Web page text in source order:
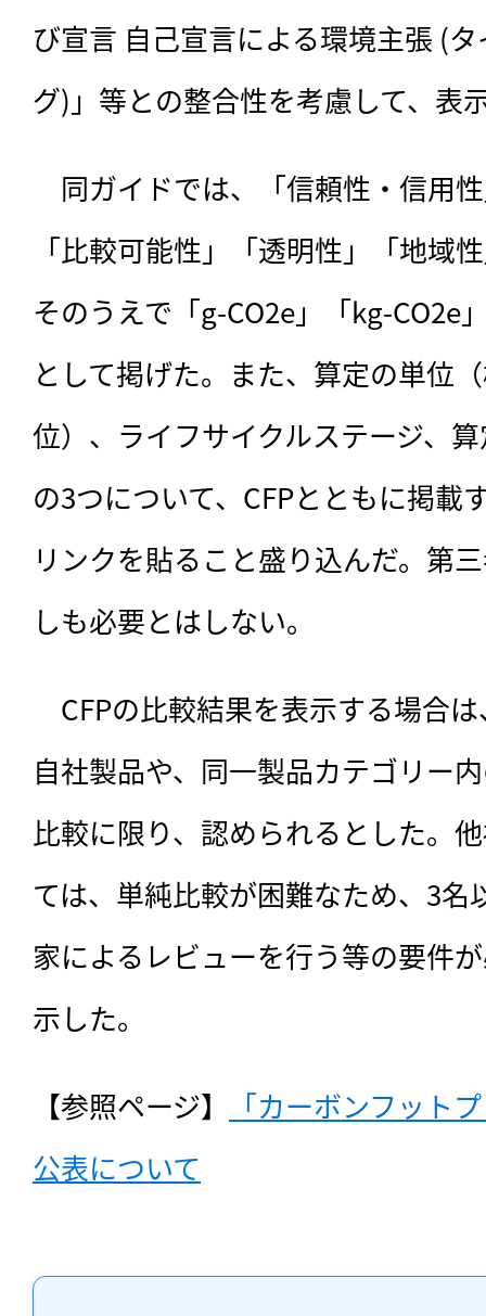
び宣言 自己宣言による環境主張 (
グ)」等との整合性を考慮して、表
同ガイドでは、「信頼性・信用
「比較可能性」「透明性」「地域
そのうえで「g-CO2e」「kg-CO2e
として掲げた。また、算定の単位
位）、ライフサイクルステージ、
の3つについて、CFPとともに掲載
リンクを貼ること盛り込んだ。第
しも必要とはしない。
CFPの比較結果を表示する場合
自社製品や、同一製品カテゴリー
比較に限り、認められるとした。
ては、単純比較が困難なため、3名
家によるレビューを行う等の要件
示した。
【参照ページ】
「カーボンフット
公表について